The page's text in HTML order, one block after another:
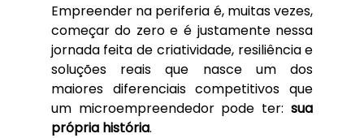
Empreender na periferia é, muitas vezes,
começar do zero e é justamente nessa
jornada feita de criatividade, resiliência e
soluções reais que nasce um dos
maiores diferenciais competitivos que
um microempreendedor pode ter: sua
própria história.